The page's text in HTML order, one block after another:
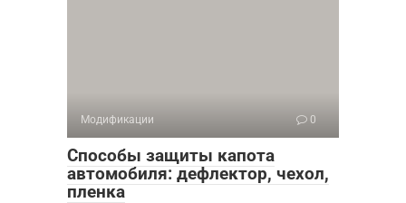
Модификации 0
Способы защиты капота
автомобиля: дефлектор, чехол,
пленка